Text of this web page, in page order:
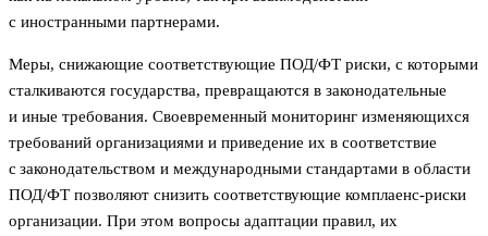
с иностранными партнерами.
Меры, снижающие соответствующие ПОД/ФТ риски, с которыми
сталкиваются государства, превращаются в законодательные
и иные требования. Своевременный мониторинг изменяющихся
требований организациями и приведение их в соответствие
с законодательством и международными стандартами в области
ПОД/ФТ позволяют снизить соответствующие комплаенс-риски
организации. При этом вопросы адаптации правил, их